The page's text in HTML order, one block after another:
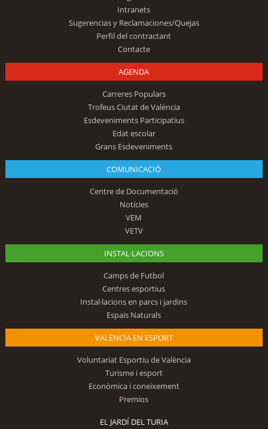
Intranets
Sugerencias y Reclamaciones/Quejas
Perfil del contractant
Contacte
AGENDA
Carreres Populars
Trofeus Ciutat de València
Esdeveniments Participatius
Edat escolar
Grans Esdeveniments
COMUNICACIÓ
Centre de Documentació
Notícies
VEM
VETV
INSTAL·LACIONS
Camps de Futbol
Centres esportius
Instal·lacions en parcs i jardins
Espais Naturals
VALÈNCIA EN ESPORT
Voluntariat Esportiu de València
Turisme i esport
Econòmica i coneixement
Premios
EL JARDÍ DEL TURIA